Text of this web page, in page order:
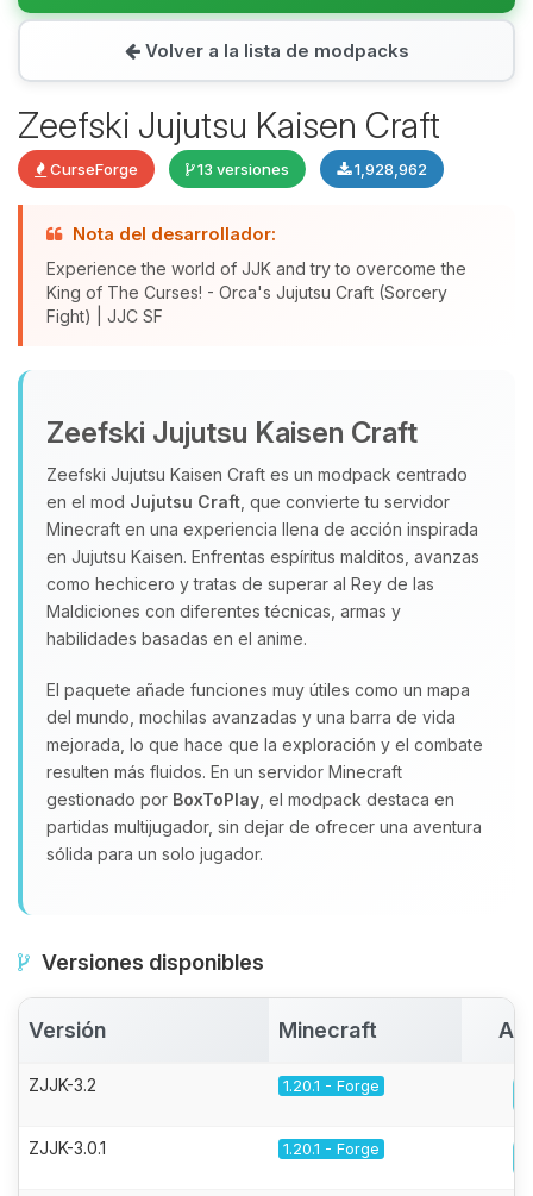
Volver a la lista de modpacks
Zeefski Jujutsu Kaisen Craft
CurseForge 13 versiones 1,928,962
Nota del desarrollador:
Experience the world of JJK and try to overcome the
King of The Curses! - Orca's Jujutsu Craft (Sorcery
Fight) | JJC SF
Zeefski Jujutsu Kaisen Craft
Zeefski Jujutsu Kaisen Craft es un modpack centrado
en el mod Jujutsu Craft , que convierte tu servidor
Minecraft en una experiencia llena de acción inspirada
en Jujutsu Kaisen. Enfrentas espíritus malditos, avanzas
como hechicero y tratas de superar al Rey de las
Maldiciones con diferentes técnicas, armas y
habilidades basadas en el anime.
El paquete añade funciones muy útiles como un mapa
del mundo, mochilas avanzadas y una barra de vida
mejorada, lo que hace que la exploración y el combate
resulten más fluidos. En un servidor Minecraft
gestionado por BoxToPlay , el modpack destaca en
partidas multijugador, sin dejar de ofrecer una aventura
sólida para un solo jugador.
Versiones disponibles
Versión Minecraft
ZJJK-3.2 1.20.1 - Forge
ZJJK-3.0.1 1.20.1 - Forge
hablar! Soy Choupy, tu pequeno
asistente de BoxToPlay. Cuentame
que necesitas y moveré mis
pequenos circuitos para ayudarte.
08/08/2026 20:12